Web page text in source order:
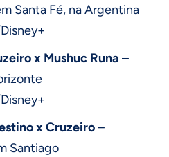
Santa Fé, na Argentina
x Mushuc Runa –
x Cruzeiro–
Santiago